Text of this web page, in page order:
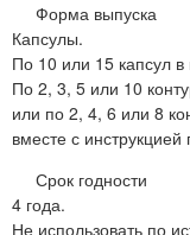
Форма выпуска
Капсулы.
По 10 или 15 капсул в
По 2, 3, 5 или 10
или по 2, 4, 6 или 8
вместе с
Срок годности
4 года.
Не использовать по